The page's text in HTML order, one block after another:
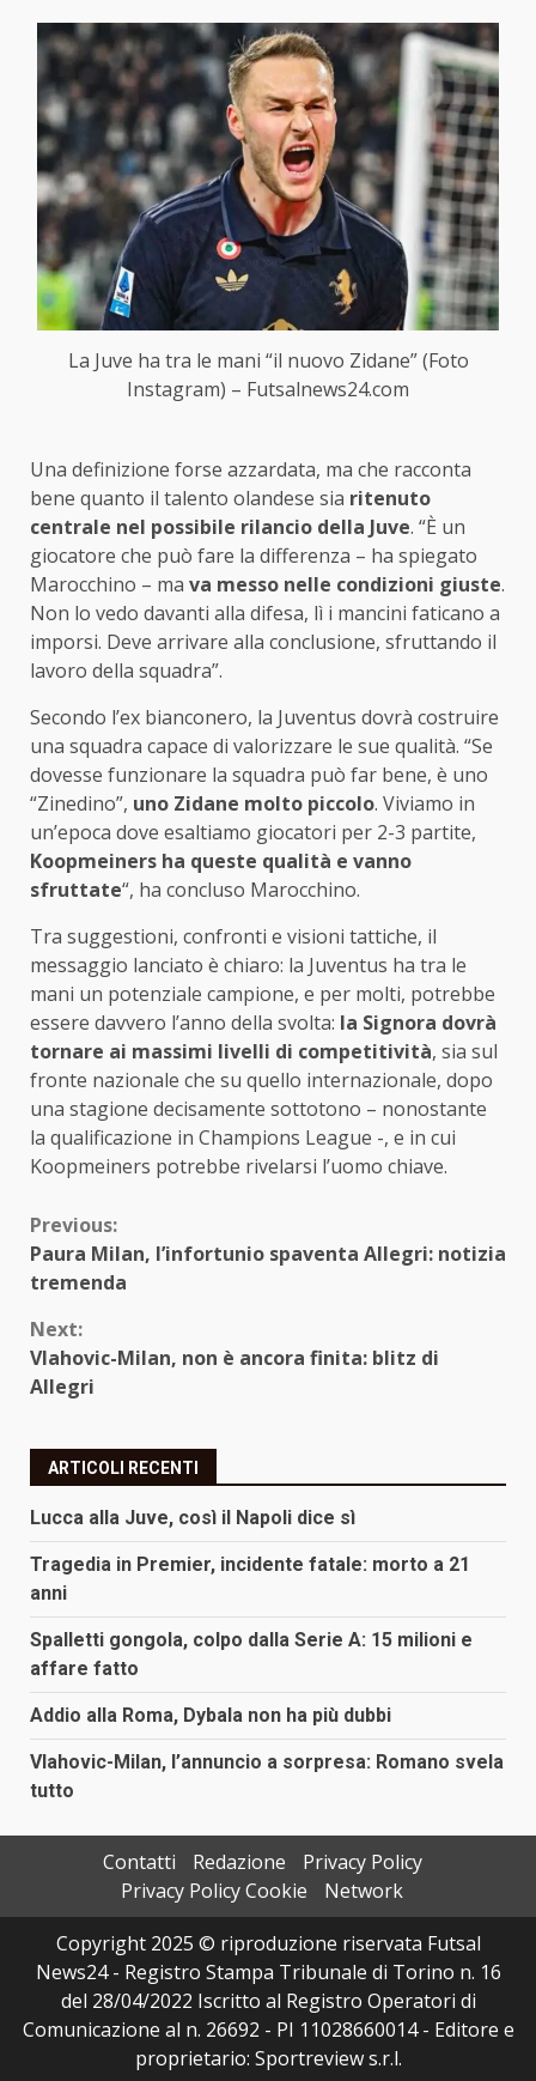
La Juve ha tra le mani “il nuovo Zidane” (Foto
Instagram) – Futsalnews24.com
Una definizione forse azzardata, ma che racconta
bene quanto il talento olandese sia ritenuto
centrale nel possibile rilancio della Juve. “È un
giocatore che può fare la differenza – ha spiegato
Marocchino – ma va messo nelle condizioni giuste.
Non lo vedo davanti alla difesa, lì i mancini faticano a
imporsi. Deve arrivare alla conclusione, sfruttando il
lavoro della squadra”.
Secondo l’ex bianconero, la Juventus dovrà costruire
una squadra capace di valorizzare le sue qualità. “Se
dovesse funzionare la squadra può far bene, è uno
“Zinedino”, uno Zidane molto piccolo. Viviamo in
un’epoca dove esaltiamo giocatori per 2-3 partite,
Koopmeiners ha queste qualità e vanno
sfruttate“, ha concluso Marocchino.
Tra suggestioni, confronti e visioni tattiche, il
messaggio lanciato è chiaro: la Juventus ha tra le
mani un potenziale campione, e per molti, potrebbe
essere davvero l’anno della svolta: la Signora dovrà
tornare ai massimi livelli di competitività, sia sul
fronte nazionale che su quello internazionale, dopo
una stagione decisamente sottotono – nonostante
la qualificazione in Champions League -, e in cui
Koopmeiners potrebbe rivelarsi l’uomo chiave.
Continue
Reading
Previous:
Paura Milan, l’infortunio spaventa Allegri: notizia
tremenda
Next:
Vlahovic-Milan, non è ancora finita: blitz di
Allegri
ARTICOLI RECENTI
Lucca alla Juve, così il Napoli dice sì
Tragedia in Premier, incidente fatale: morto a 21
anni
Spalletti gongola, colpo dalla Serie A: 15 milioni e
affare fatto
Addio alla Roma, Dybala non ha più dubbi
Vlahovic-Milan, l’annuncio a sorpresa: Romano svela
tutto
Contatti Redazione
Privacy Policy
Privacy Policy Cookie
Network
Copyright 2025 © riproduzione riservata Futsal
News24 - Registro Stampa Tribunale di Torino n. 16
del 28/04/2022 Iscritto al Registro Operatori di
Comunicazione al n. 26692 - PI 11028660014 - Editore e
proprietario: Sportreview s.r.l.